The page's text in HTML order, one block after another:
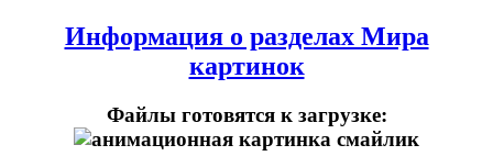
Информация о разделах Мира
картинок
Файлы готовятся к загрузке: